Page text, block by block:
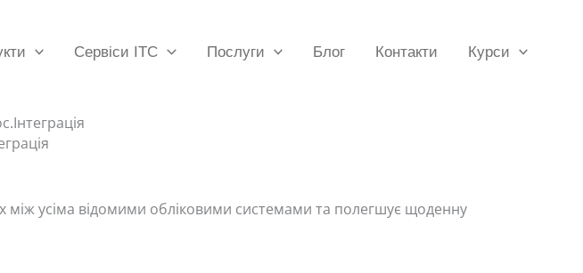
Сервіси ІТС Послуги Блог Контакти Курси
між усіма відомими обліковими системами та полегшує щоденну